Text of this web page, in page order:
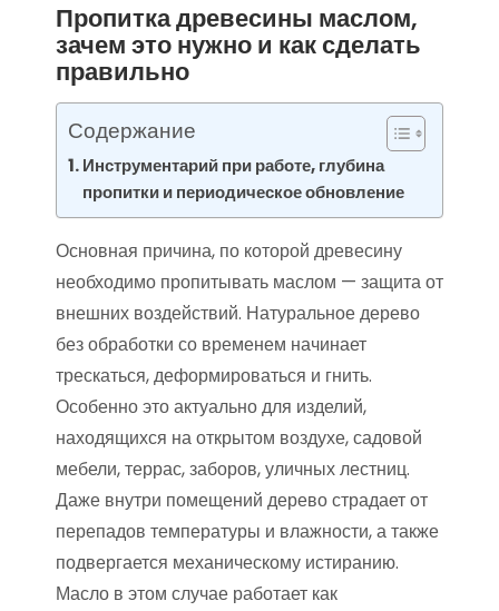
Пропитка древесины маслом,
зачем это нужно и как сделать
правильно
Содержание
Инструментарий при работе, глубина
пропитки и периодическое обновление
Основная причина, по которой древесину
необходимо пропитывать маслом — защита от
внешних воздействий. Натуральное дерево
без обработки со временем начинает
трескаться, деформироваться и гнить.
Особенно это актуально для изделий,
находящихся на открытом воздухе, садовой
мебели, террас, заборов, уличных лестниц.
Даже внутри помещений дерево страдает от
перепадов температуры и влажности, а также
подвергается механическому истиранию.
Масло в этом случае работает как